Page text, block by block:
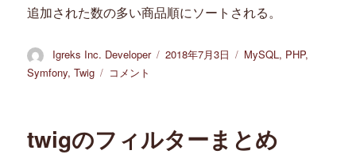
追加された数の多い商品順にソートされる。
投
稿
Igreks Inc. Developer
投
2018年7月3日
カ
MySQL, PHP,
Symfony,Twig
ECCUBE3
一
コメント
twigのフィルターまとめ